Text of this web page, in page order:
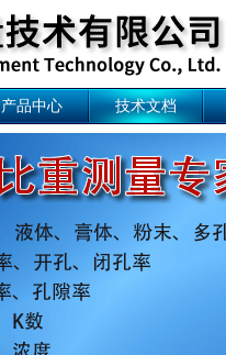
产品中心 技术文档